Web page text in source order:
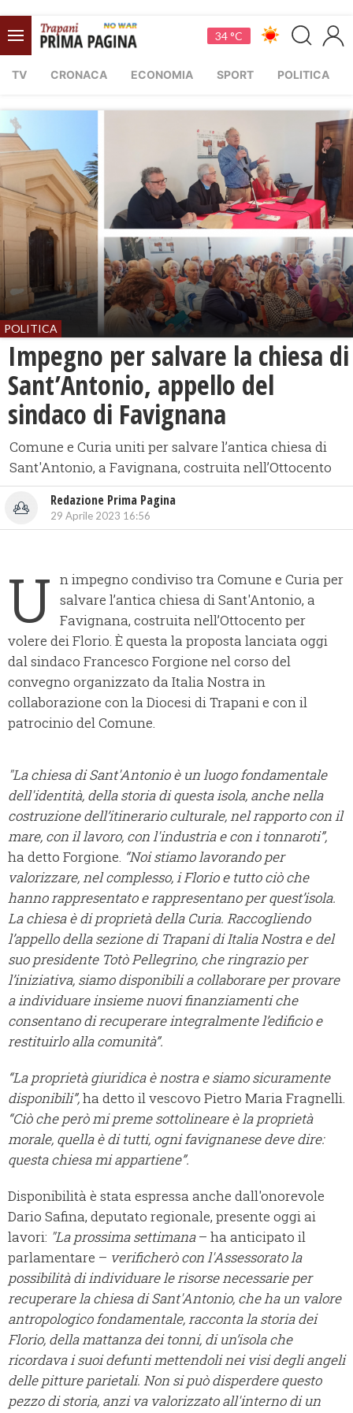
34 °C
TV CRONACA ECONOMIA SPORT POLITICA
POLITICA
Impegno per salvare la chiesa di
Sant’Antonio, appello del
sindaco di Favignana
Comune e Curia uniti per salvare l’antica chiesa di
Sant'Antonio, a Favignana, costruita nell’Ottocento
Redazione Prima Pagina
29 Aprile 2023 16:56
U n impegno condiviso tra Comune e Curia per
salvare l’antica chiesa di Sant'Antonio, a
Favignana, costruita nell’Ottocento per
volere dei Florio. È questa la proposta lanciata oggi
dal sindaco Francesco Forgione nel corso del
convegno organizzato da Italia Nostra in
collaborazione con la Diocesi di Trapani e con il
patrocinio del Comune.
"La chiesa di Sant'Antonio è un luogo fondamentale
dell'identità, della storia di questa isola, anche nella
costruzione dell’itinerario culturale, nel rapporto con il
mare, con il lavoro, con l'industria e con i tonnaroti”,
ha detto Forgione. “Noi stiamo lavorando per
valorizzare, nel complesso, i Florio e tutto ciò che
hanno rappresentato e rappresentano per quest’isola.
La chiesa è di proprietà della Curia. Raccogliendo
l’appello della sezione di Trapani di Italia Nostra e del
suo presidente Totò Pellegrino, che ringrazio per
l’iniziativa, siamo disponibili a collaborare per provare
a individuare insieme nuovi finanziamenti che
consentano di recuperare integralmente l’edificio e
restituirlo alla comunità”.
“La proprietà giuridica è nostra e siamo sicuramente
disponibili”,ha detto il vescovo Pietro Maria Fragnelli.
“Ciò che però mi preme sottolineare è la proprietà
morale, quella è di tutti, ogni favignanese deve dire:
questa chiesa mi appartiene”.
Disponibilità è stata espressa anche dall'onorevole
Dario Safina, deputato regionale, presente oggi ai
lavori: "La prossima settimana– ha anticipato il
parlamentare – verificherò con l'Assessorato la
possibilità di individuare le risorse necessarie per
recuperare la chiesa di Sant'Antonio, che ha un valore
antropologico fondamentale, racconta la storia dei
Florio, della mattanza dei tonni, di un’isola che
ricordava i suoi defunti mettendoli nei visi degli angeli
delle pitture parietali. Non si può disperdere questo
pezzo di storia, anzi va valorizzato all'interno di un